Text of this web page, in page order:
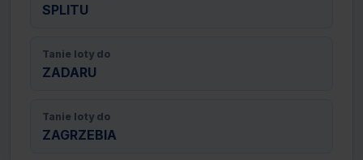
SPLITU
Tanie loty do
ZADARU
Tanie loty do
ZAGRZEBIA